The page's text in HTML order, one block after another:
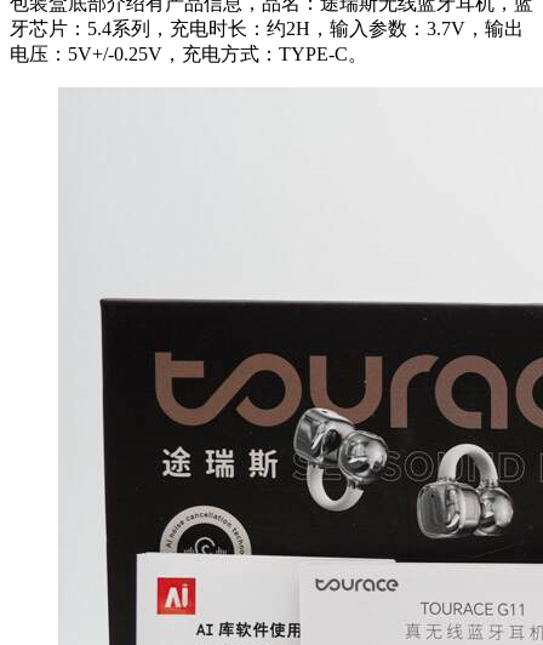
牙芯片：5.4系列，充电时长：约2H，输入参数：3.7V，输出
电压：5V+/-0.25V，充电方式：TYPE-C。